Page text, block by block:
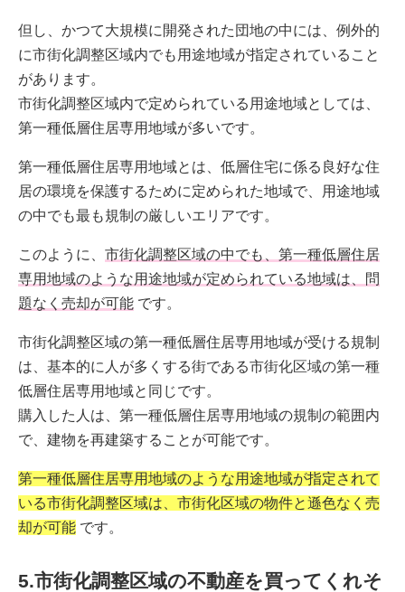
但し、かつて大規模に開発された団地の中には、例外的
に市街化調整区域内でも用途地域が指定されていること
があります。
市街化調整区域内で定められている用途地域としては、
第一種低層住居専用地域が多いです。
第一種低層住居専用地域とは、低層住宅に係る良好な住
居の環境を保護するために定められた地域で、用途地域
の中でも最も規制の厳しいエリアです。
このように、 市街化調整区域の中でも、第一種低層住居
専用地域のような用途地域が定められている地域は、問
題なく売却が可能 です。
市街化調整区域の第一種低層住居専用地域が受ける規制
は、基本的に人が多くする街である市街化区域の第一種
低層住居専用地域と同じです。
購入した人は、第一種低層住居専用地域の規制の範囲内
で、建物を再建築することが可能です。
第一種低層住居専用地域のような用途地域が指定されて
いる市街化調整区域は、市街化区域の物件と遜色なく売
却が可能 です。
5.市街化調整区域の不動産を買ってくれそ